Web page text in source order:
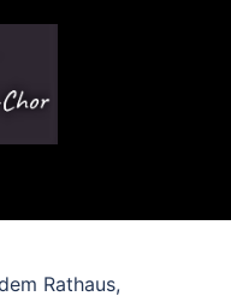
Rathaus,